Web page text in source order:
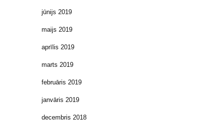
jūnijs 2019
maijs 2019
aprīlis 2019
marts 2019
februāris 2019
janvāris 2019
decembris 2018